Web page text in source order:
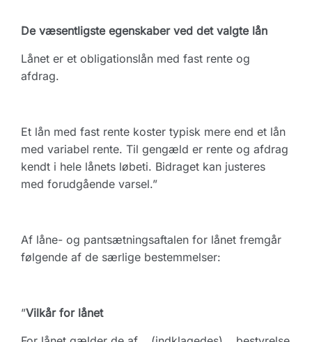
De væsentligste egenskaber ved det valgte lån
Lånet er et obligationslån med fast rente og
afdrag.
Et lån med fast rente koster typisk mere end et lån
med variabel rente. Til gengæld er rente og afdrag
kendt i hele lånets løbeti. Bidraget kan justeres
med forudgående varsel.”
Af låne- og pantsætningsaftalen for lånet fremgår
følgende af de særlige bestemmelser:
”Vilkår for lånet